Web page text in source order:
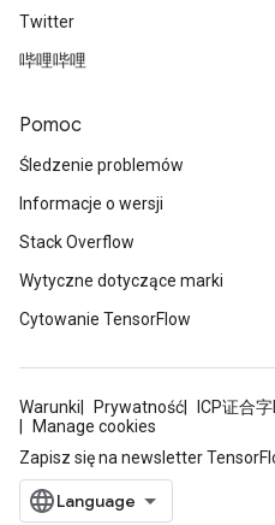
Twitter
哔哩哔哩
Pomoc
Śledzenie problemów
Informacje o wersji
Stack Overflow
Wytyczne dotyczące marki
Cytowanie TensorFlow
Warunki Prywatność
ICP证合
Manage cookies
Zapisz się na newsletter